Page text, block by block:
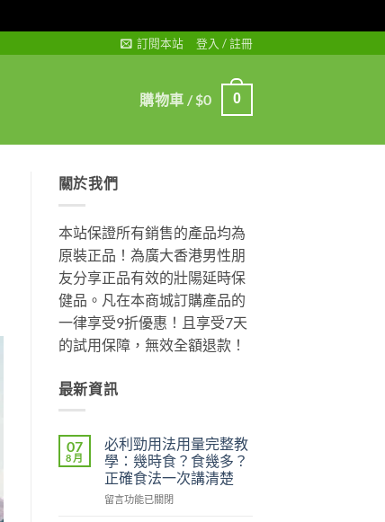
訂閱本站 登入 / 註冊
購物車 /$0 0
關於我們
本站保證所有銷售的產品均為
原裝正品！為廣大香港男性朋
友分享正品有效的壯陽延時保
健品。凡在本商城訂購產品的
一律享受9折優惠！且享受7天
的試用保障，無效全額退款！
最新資訊
07
8 月
必利勁用法用量完整教
學：幾時食？食幾多？
正確食法一次講清楚
在
留言功能已關閉